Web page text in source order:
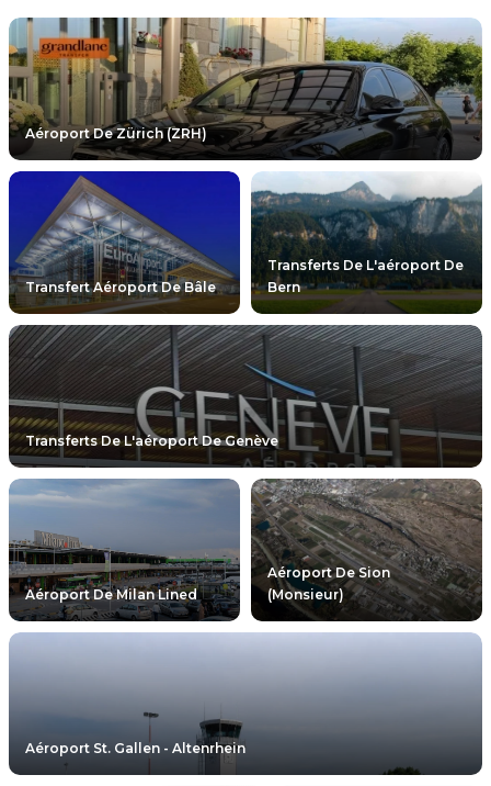
Aéroport De Zürich (ZRH)
Transfert Aéroport De Bâle
Transferts De L'aéroport De
Bern
Transferts De L'aéroport De Genève
Aéroport De Milan Lined
Aéroport De Sion
(monsieur)
Aéroport St. Gallen - Altenrhein